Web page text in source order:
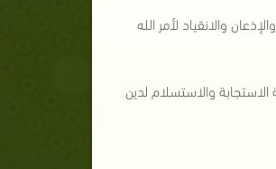
والانقياد لأمر الله
والاستسلام لدين